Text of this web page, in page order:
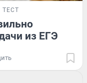
ТЕСТ
из ЕГЭ